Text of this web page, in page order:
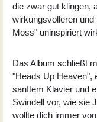
die zwar gut klingen,
wirkungsvolleren
Moss" uninspiriert
Das Album schließt
"Heads Up Heaven",
sanftem Klavier und
Swindell vor, wie sie
wollte dich immer